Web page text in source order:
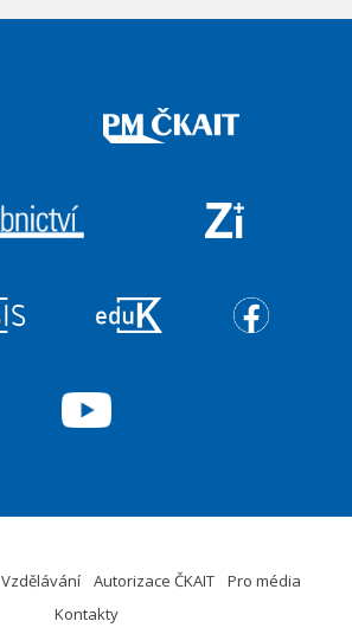
Vzdělávání Autorizace ČKAIT
Pro média
Kontakty